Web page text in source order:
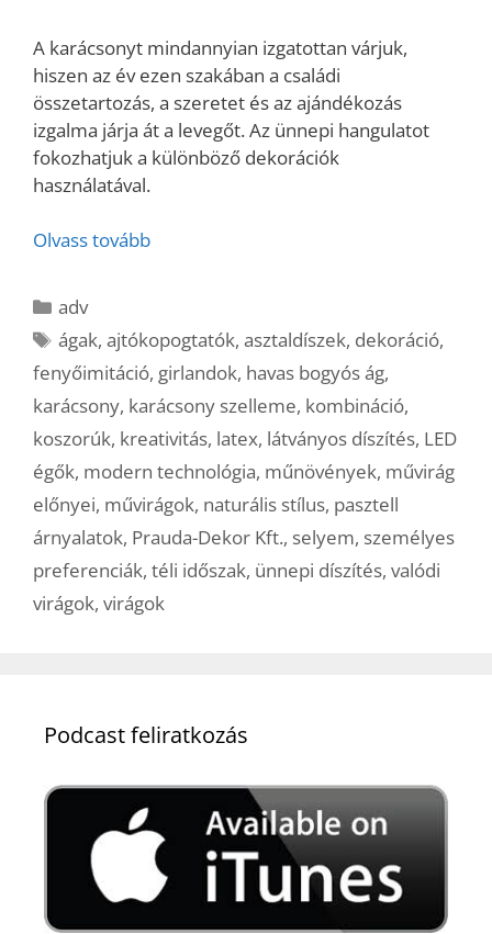
A karácsonyt mindannyian izgatottan várjuk,
hiszen az év ezen szakában a családi
összetartozás, a szeretet és az ajándékozás
izgalma járja át a levegőt. Az ünnepi hangulatot
fokozhatjuk a különböző dekorációk
használatával.
Olvass tovább
Kategória
adv
Címkék
ágak,ajtókopogtatók,asztaldíszek, dekoráció,
fenyőimitáció, girlandok, havas bogyós ág,
karácsony, karácsony szelleme, kombináció,
koszorúk, kreativitás, latex, látványos díszítés, LED
égők, modern technológia, műnövények, művirág
előnyei, művirágok, naturális stílus, pasztell
árnyalatok, Prauda-Dekor Kft., selyem, személyes
preferenciák, téli időszak, ünnepi díszítés, valódi
virágok, virágok
Podcast feliratkozás